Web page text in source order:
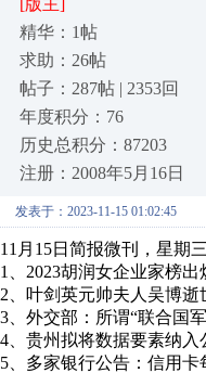
[版主]
精华：1帖
求助：26帖
帖子：287帖 | 2353回
年度积分：76
历史总积分：87203
注册：2008年5月16日
发表于：2023-11-15 01:02:45
11月15日简报微刊，星期
1、2023胡润女企业家榜
2、叶剑英元帅夫人吴博逝
3、外交部：所谓“联合国
4、贵州拟将数据要素纳入
5、多家银行公告：信用卡